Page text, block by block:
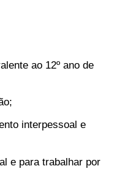
ao 12º ano de
interpessoal e
e para trabalhar por